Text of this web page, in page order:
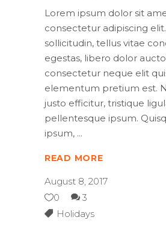
Lorem ipsum dolor sit
consectetur adipiscing elit.
sollicitudin, tellus vitae
egestas, libero dolor
consectetur neque elit
elementum pretium est.
justo efficitur, tristique
pellentesque ipsum.
ipsum,
READ MORE
August 8, 2017
0
3
Holidays